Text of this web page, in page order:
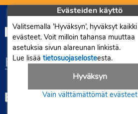
Evästeiden käyttö
Valitsemalla ’Hyväksyn’, hyväksyt kaikki
evästeet. Voit milloin tahansa muuttaa
asetuksia sivun alareunan linkistä.
Lue lisää tietosuojaselosteesta.
Hyväksyn
Vain välttämättömät evästeet